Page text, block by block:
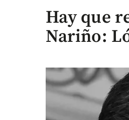
Hay que
Nariño: